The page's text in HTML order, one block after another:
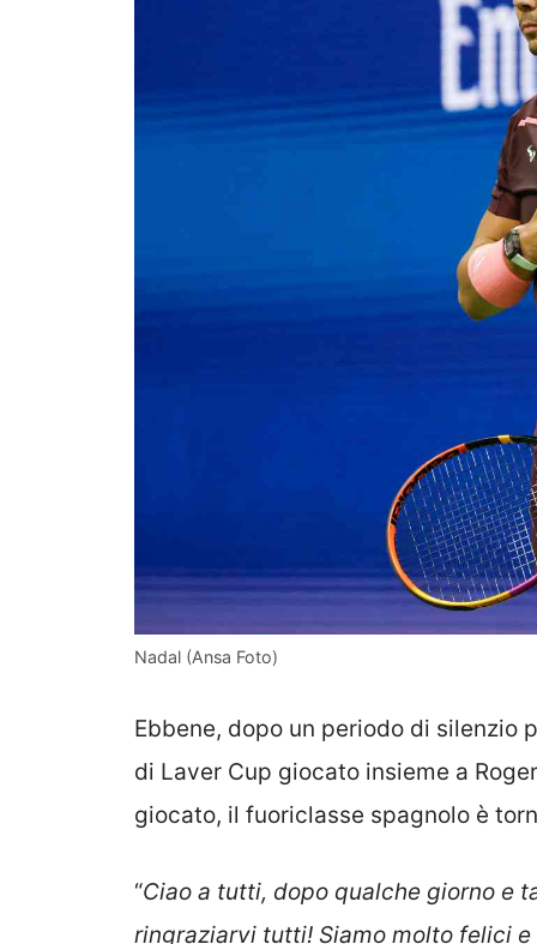
Nadal (Ansa Foto)
Ebbene, dopo un periodo di silenzio
di Laver Cup giocato insieme a
giocato, il fuoriclasse spagnolo è
“Ciao a tutti, dopo qualche giorno e
ringraziarvi tutti! Siamo molto felici